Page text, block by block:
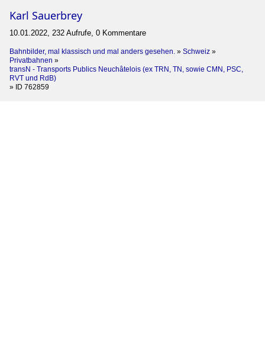
Karl Sauerbrey
10.01.2022, 232 Aufrufe, 0 Kommentare
Bahnbilder, mal klassisch und mal anders gesehen. » Schweiz »
Privatbahnen »
transN - Transports Publics Neuchâtelois (ex TRN, TN, sowie CMN, PSC,
RVT und RdB)
» ID 762859